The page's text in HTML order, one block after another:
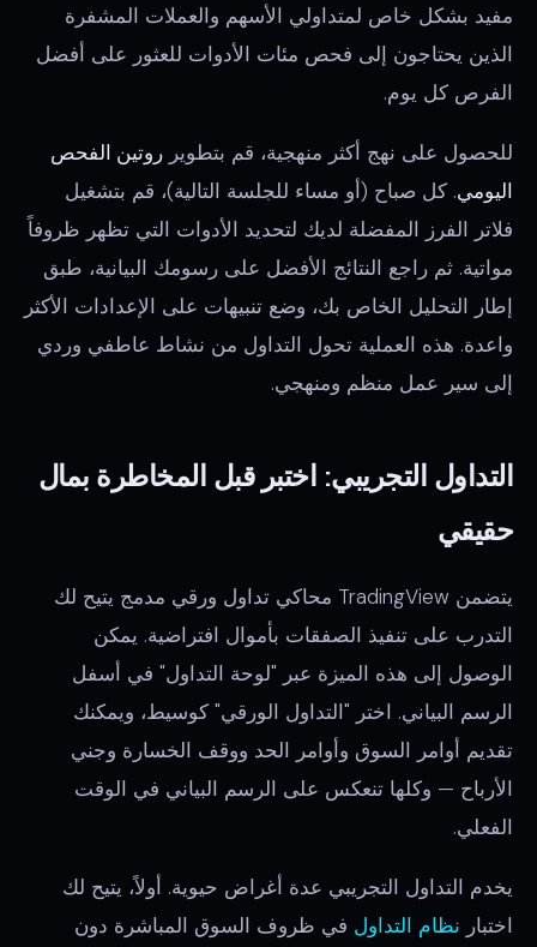
مفيد بشكل خاص لمتداولي الأسهم والعملات المشفرة
الذين يحتاجون إلى فحص مئات الأدوات للعثور على أفضل
الفرص كل يوم.
للحصول على نهج أكثر منهجية، قم بتطوير روتين الفحص
اليومي. كل صباح (أو مساء للجلسة التالية)، قم بتشغيل
فلاتر الفرز المفضلة لديك لتحديد الأدوات التي تظهر ظروفاً
مواتية. ثم راجع النتائج الأفضل على رسومك البيانية، طبق
إطار التحليل الخاص بك، وضع تنبيهات على الإعدادات الأكثر
واعدة. هذه العملية تحول التداول من نشاط عاطفي وردي
إلى سير عمل منظم ومنهجي.
التداول التجريبي: اختبر قبل المخاطرة بمال
حقيقي
يتضمن TradingView محاكي تداول ورقي مدمج يتيح لك
التدرب على تنفيذ الصفقات بأموال افتراضية. يمكن
الوصول إلى هذه الميزة عبر "لوحة التداول" في أسفل
الرسم البياني. اختر "التداول الورقي" كوسيط، ويمكنك
تقديم أوامر السوق وأوامر الحد ووقف الخسارة وجني
الأرباح — وكلها تنعكس على الرسم البياني في الوقت
الفعلي.
يخدم التداول التجريبي عدة أغراض حيوية. أولاً، يتيح لك
اختبار نظام التداول في ظروف السوق المباشرة دون